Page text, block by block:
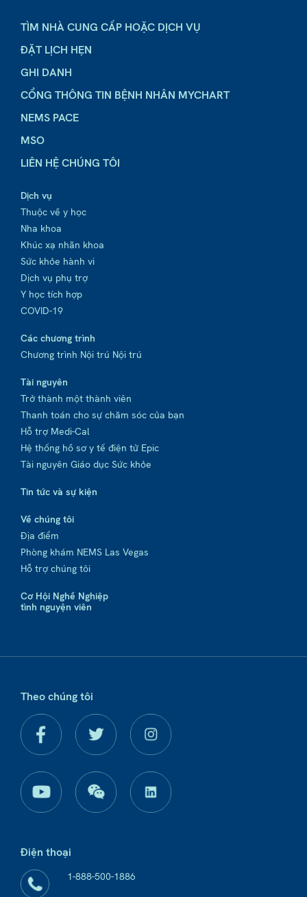
TÌM NHÀ CUNG CẤP HOẶC DỊCH VỤ
ĐẶT LỊCH HẸN
GHI DANH
CỔNG THÔNG TIN BỆNH NHÂN MYCHART
NEMS PACE
MSO
LIÊN HỆ CHÚNG TÔI
Dịch vụ
Thuộc về y học
Nha khoa
Khúc xạ nhãn khoa
Sức khỏe hành vi
Dịch vụ phụ trợ
Y học tích hợp
COVID-19
Các chương trình
Chương trình Nội trú Nội trú
Tài nguyên
Trở thành một thành viên
Thanh toán cho sự chăm sóc của bạn
Hỗ trợ Medi-Cal
Hệ thống hồ sơ y tế điện tử Epic
Tài nguyên Giáo dục Sức khỏe
Tin tức và sự kiện
Về chúng tôi
Địa điểm
Phòng khám NEMS Las Vegas
Hỗ trợ chúng tôi
Cơ Hội Nghề Nghiệp
tình nguyện viên
Theo chúng tôi
Điện thoại
1-888-500-1886